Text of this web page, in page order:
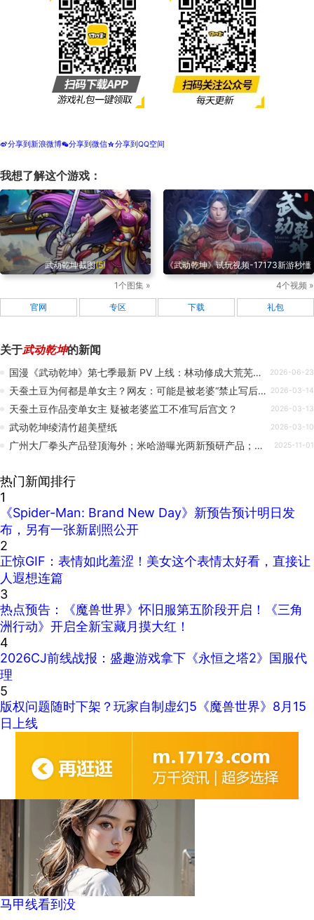
t分享到新浪微博w分享到微信z分享到QQ空间
我想了解这个游戏：
武动乾坤截图(5)
1个图集 »
《武动乾坤》试玩视频-17173新游秒懂
4个视频 »
官网 专区 下载 礼包
关于武动乾坤的新闻
国漫《武动乾坤》第七季最新 PV 上线：林动修成大荒芜经迎战元门弟子，首播时间待定 2026-06-23
天蚕土豆为何都是单女主？网友：可能是被老婆“禁止写后宫” 2026-03-14
天蚕土豆作品变单女主 疑被老婆监工不准写后宫文？ 2026-03-13
武动乾坤‌绫清竹超美壁纸 2026-03-10
广州大厂拳头产品登顶海外；米哈游曝光两新预研产品；《这城有良田》联动《武动乾坤》 ｜ 周报 2025-11-01
热门新闻排行
1
《Spider-Man: Brand New Day》新预告预计明日发
布，另有一张新剧照公开
2
正惊GIF：表情如此羞涩！美女这个表情太好看，直接让
人遐想连篇
3
热点预告：《魔兽世界》怀旧服第五阶段开启！《三角
洲行动》开启全新宝藏月摸大红！
4
2026CJ前线战报：盛趣游戏拿下《永恒之塔2》国服代
理
5
版权问题随时下架？玩家自制虚幻5《魔兽世界》8月15
日上线
马甲线看到没